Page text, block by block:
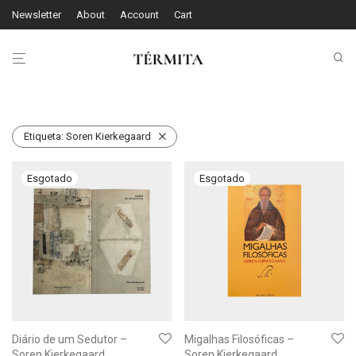
Newsletter About Account Cart
Etiqueta: Soren Kierkegaard
Diário de um Sedutor –
Migalhas Filosóficas –